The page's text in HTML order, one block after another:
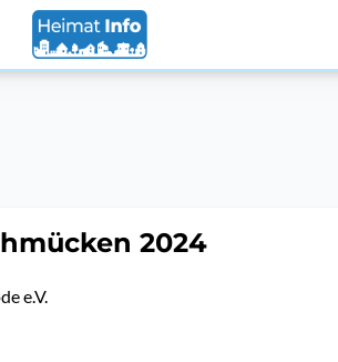
2024
e.V.